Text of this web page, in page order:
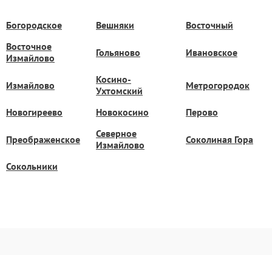
Богородское Вешняки
Восточный
Восточное
Измайлово
Гольяново Ивановское
Измайлово
Косино-
Ухтомский
Метрогородок
Новогиреево Новокосино Перово
Преображенское
Северное
Измайлово
Соколиная Гора
Сокольники